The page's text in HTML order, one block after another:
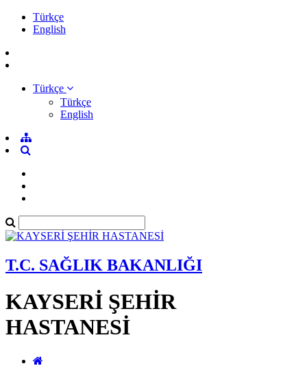
Türkçe
English
Türkçe
Türkçe
English
T.C. SAĞLIK BAKANLIĞI
KAYSERİ ŞEHİR
HASTANESİ